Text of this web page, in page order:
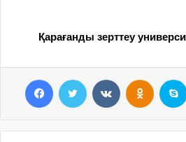
Қарағанды зерттеу